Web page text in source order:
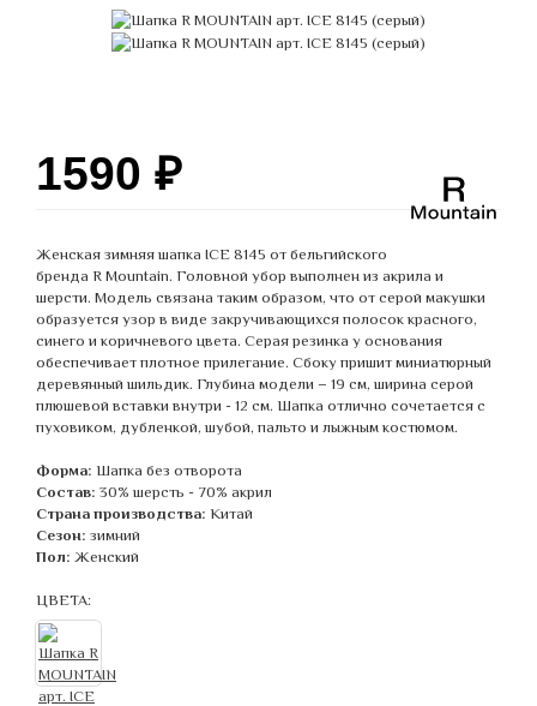
1590 ₽
Женская зимняя шапка ICE 8145 от бельгийского
бренда R Mountain. Головной убор выполнен из акрила и
шерсти. Модель связана таким образом, что от серой макушки
образуется узор в виде закручивающихся полосок красного,
синего и коричневого цвета. Серая резинка у основания
обеспечивает плотное прилегание. Сбоку пришит миниатюрный
деревянный шильдик. Глубина модели – 19 см, ширина серой
плюшевой вставки внутри - 12 см. Шапка отлично сочетается с
пуховиком, дубленкой, шубой, пальто и лыжным костюмом.
Форма: Шапка без отворота
Состав: 30% шерсть - 70% акрил
Страна производства: Китай
Сезон: зимний
Пол: Женский
ЦВЕТА: